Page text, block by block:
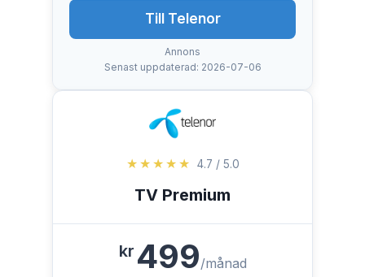
Till Telenor
Annons
Senast uppdaterad: 2026-07-06
★★★★★ 4.7 / 5.0
TV Premium
kr 499/månad